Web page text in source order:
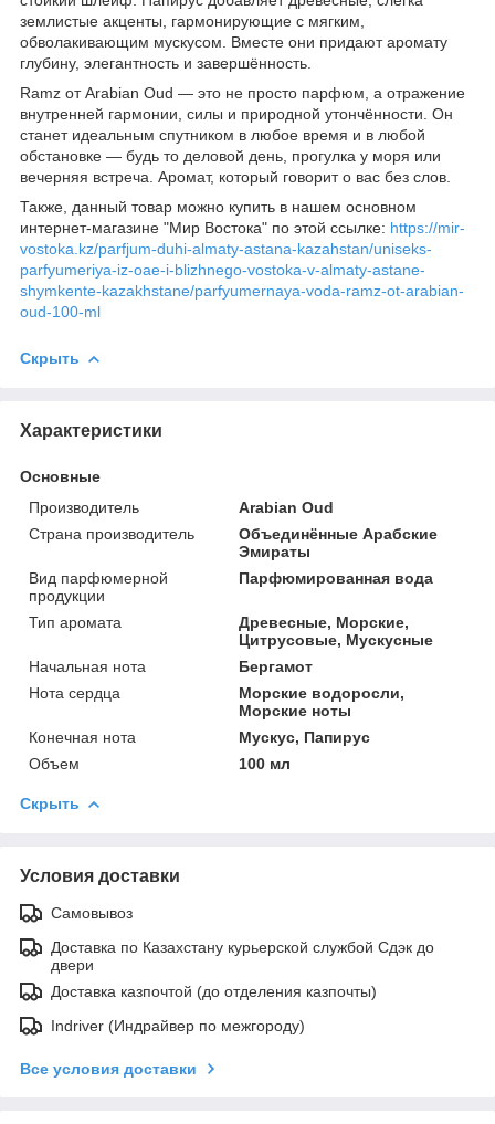
землистые акценты, гармонирующие с мягким,
обволакивающим мускусом. Вместе они придают аромату
глубину, элегантность и завершённость.
Ramz от Arabian Oud — это не просто парфюм, а отражение
внутренней гармонии, силы и природной утончённости. Он
станет идеальным спутником в любое время и в любой
обстановке — будь то деловой день, прогулка у моря или
вечерняя встреча. Аромат, который говорит о вас без слов.
Также, данный товар можно купить в нашем основном
интернет-магазине "Мир Востока" по этой ссылке: https://mir-
vostoka.kz/parfjum-duhi-almaty-astana-kazahstan/uniseks-
parfyumeriya-iz-oae-i-blizhnego-vostoka-v-almaty-astane-
shymkente-kazakhstane/parfyumernaya-voda-ramz-ot-arabian-
oud-100-ml
Скрыть
Характеристики
Основные
Производитель
Arabian Oud
Страна производитель
Объединённые Арабские
Эмираты
Вид парфюмерной
продукции
Парфюмированная вода
Тип аромата
Древесные, Морские,
Цитрусовые, Мускусные
Начальная нота
Бергамот
Нота сердца
Морские водоросли,
Морские ноты
Конечная нота
Мускус, Папирус
Объем
100 мл
Скрыть
Условия доставки
Самовывоз
Доставка по Казахстану курьерской службой Сдэк до
двери
Доставка казпочтой (до отделения казпочты)
Indriver (Индрайвер по межгороду)
Все условия доставки